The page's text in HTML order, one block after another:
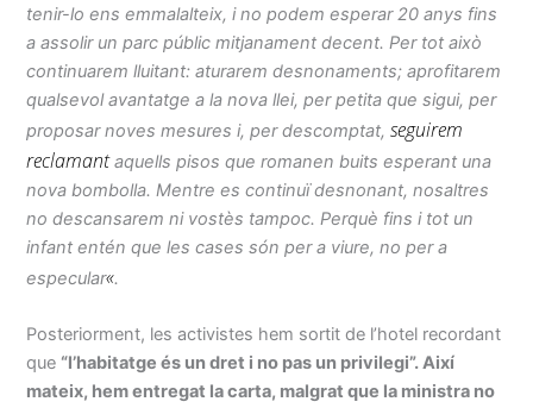
tenir-lo ens emmalalteix, i no podem esperar20 anys fins
a assolir un parc públic mitjanament decent. Per tot això
continuarem lluitant: aturarem desnonaments; aprofitarem
qualsevol avantatge a la nova llei, per petita que sigui, per
proposar noves mesures i, per descomptat,seguirem
reclamantaquells pisos que romanen buits esperant una
nova bombolla. Mentre es continuï desnonant, nosaltres
no descansarem ni vostès tampoc. Perquè fins i tot un
infant entén que les cases són per a viure, no per a
especular«.
Posteriorment, les activistes hem sortit de l’hotel recordant
que “l’habitatge és un dret i no pas un privilegi”. Així
mateix, hem entregat la carta, malgrat que la ministra no